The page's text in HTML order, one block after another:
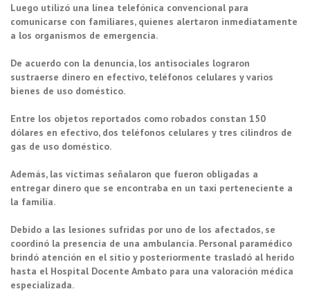
Luego utilizó una línea telefónica convencional para
comunicarse con familiares, quienes alertaron inmediatamente
a los organismos de emergencia.
De acuerdo con la denuncia, los antisociales lograron
sustraerse dinero en efectivo, teléfonos celulares y varios
bienes de uso doméstico.
Entre los objetos reportados como robados constan 150
dólares en efectivo, dos teléfonos celulares y tres cilindros de
gas de uso doméstico.
Además, las víctimas señalaron que fueron obligadas a
entregar dinero que se encontraba en un taxi perteneciente a
la familia.
Debido a las lesiones sufridas por uno de los afectados, se
coordinó la presencia de una ambulancia. Personal paramédico
brindó atención en el sitio y posteriormente trasladó al herido
hasta el Hospital Docente Ambato para una valoración médica
especializada.